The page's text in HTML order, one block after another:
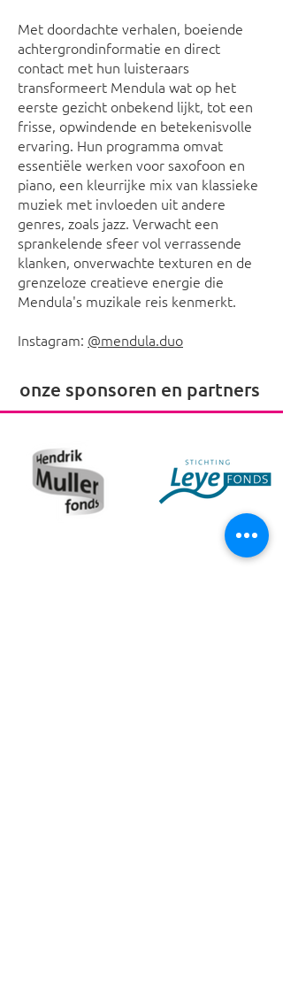
Met doordachte verhalen, boeiende
achtergrondinformatie en direct
contact met hun luisteraars
transformeert Mendula wat op het
eerste gezicht onbekend lijkt, tot een
frisse, opwindende en betekenisvolle
ervaring. Hun programma omvat
essentiële werken voor saxofoon en
piano, een kleurrijke mix van klassieke
muziek met invloeden uit andere
genres, zoals jazz. Verwacht een
sprankelende sfeer vol verrassende
klanken, onverwachte texturen en de
grenzeloze creatieve energie die
Mendula's muzikale reis kenmerkt.
Instagram: @mendula.duo
onze sponsoren en partners